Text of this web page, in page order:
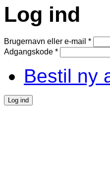
Log ind
Brugernavn eller e-mail *
Adgangskode *
Bestil ny